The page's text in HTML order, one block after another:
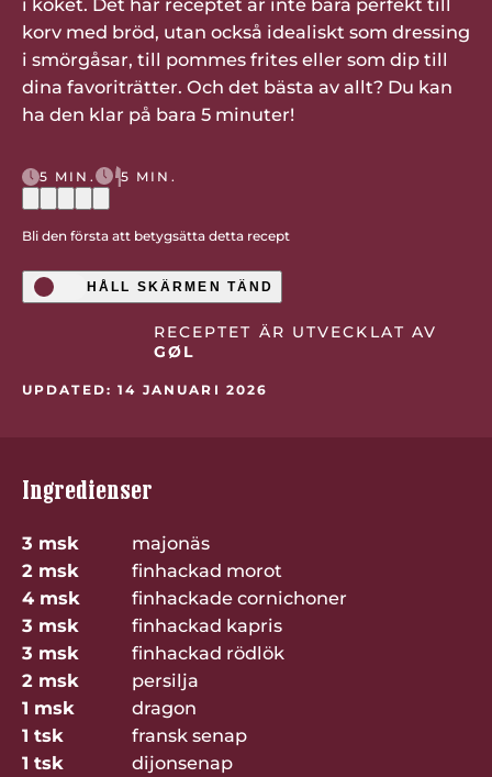
i köket. Det här receptet är inte bara perfekt till
korv med bröd, utan också idealiskt som dressing
i smörgåsar, till pommes frites eller som dip till
dina favoriträtter. Och det bästa av allt? Du kan
ha den klar på bara 5 minuter!
5 MIN. 5 MIN.
Bli den första att betygsätta detta recept
HÅLL SKÄRMEN TÄND
RECEPTET ÄR UTVECKLAT AV
GØL
UPDATED: 14 JANUARI 2026
Ingredienser
3 msk
majonäs
2 msk
finhackad morot
4 msk
finhackade cornichoner
3 msk
finhackad kapris
3 msk
finhackad rödlök
2 msk
persilja
1 msk
dragon
1 tsk
fransk senap
1 tsk
dijonsenap